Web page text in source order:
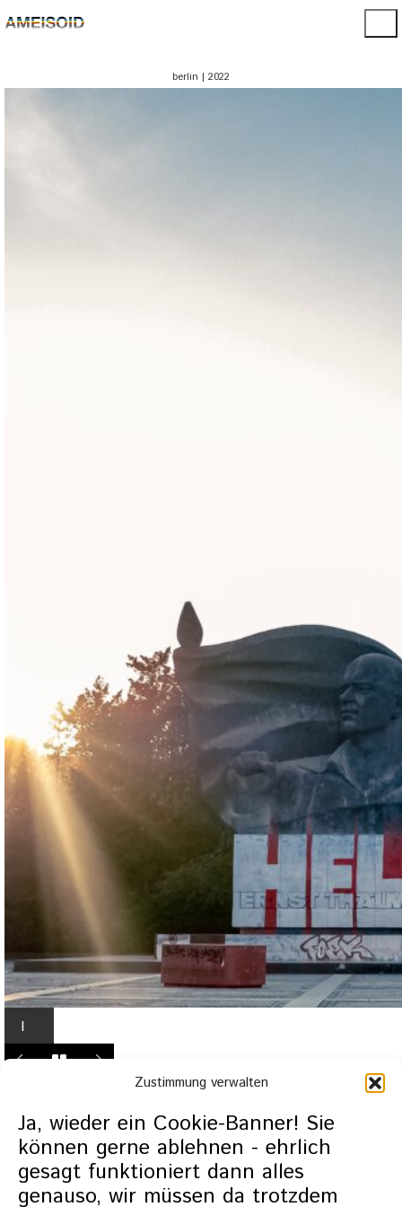
Zustimmung verwalten
Ja, wieder ein Cookie-Banner! Sie
können gerne ablehnen - ehrlich
gesagt funktioniert dann alles
genauso, wir müssen da trotzdem
berlin | 2022
I
n
g
h
t
b
o